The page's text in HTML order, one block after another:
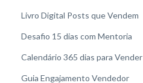
Livro Digital Posts que Vendem
Desafio 15 dias com Mentoria
Calendário 365 dias para Vender
Guia Engajamento Vendedor